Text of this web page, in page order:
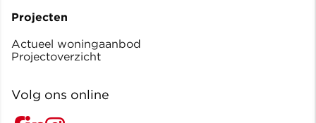
Projecten
Actueel woningaanbod
Projectoverzicht
Volg ons online